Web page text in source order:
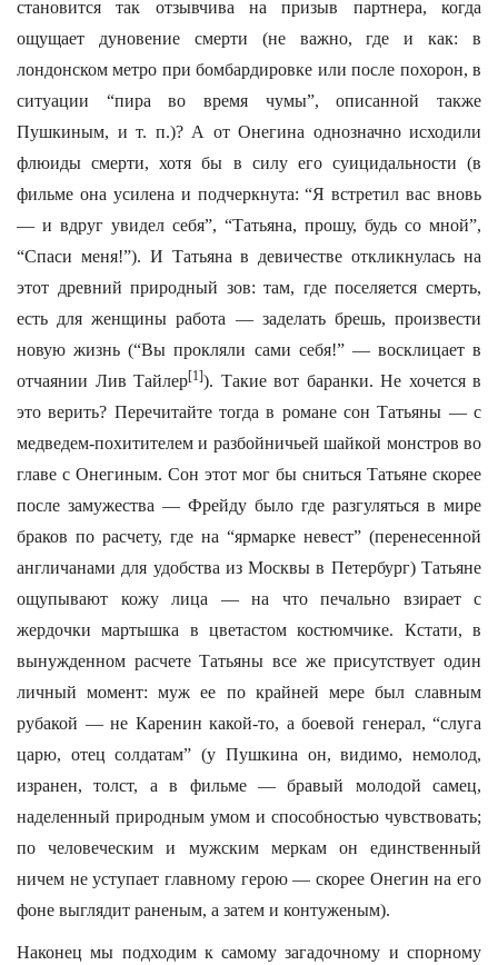
становится так отзывчива на призыв партнера, когда
ощущает дуновение смерти (не важно, где и как: в
лондонском метро при бомбардировке или после похорон, в
ситуации “пира во время чумы”, описанной также
Пушкиным, и т. п.)? А от Онегина однозначно исходили
флюиды смерти, хотя бы в силу его суицидальности (в
фильме она усилена и подчеркнута: “Я встретил вас вновь
— и вдруг увидел себя”, “Татьяна, прошу, будь со мной”,
“Спаси меня!”). И Татьяна в девичестве откликнулась на
этот древний природный зов: там, где поселяется смерть,
есть для женщины работа — заделать брешь, произвести
новую жизнь (“Вы прокляли сами себя!” — восклицает в
отчаянии Лив Тайлер[1]). Такие вот баранки. Не хочется в
это верить? Перечитайте тогда в романе сон Татьяны — с
медведем-похитителем и разбойничьей шайкой монстров во
главе с Онегиным. Сон этот мог бы сниться Татьяне скорее
после замужества — Фрейду было где разгуляться в мире
браков по расчету, где на “ярмарке невест” (перенесенной
англичанами для удобства из Москвы в Петербург) Татьяне
ощупывают кожу лица — на что печально взирает с
жердочки мартышка в цветастом костюмчике. Кстати, в
вынужденном расчете Татьяны все же присутствует один
личный момент: муж ее по крайней мере был славным
рубакой — не Каренин какой-то, а боевой генерал, “слуга
царю, отец солдатам” (у Пушкина он, видимо, немолод,
изранен, толст, а в фильме — бравый молодой самец,
наделенный природным умом и способностью чувствовать;
по человеческим и мужским меркам он единственный
ничем не уступает главному герою — скорее Онегин на его
фоне выглядит раненым, а затем и контуженым).
Наконец мы подходим к самому загадочному и спорному